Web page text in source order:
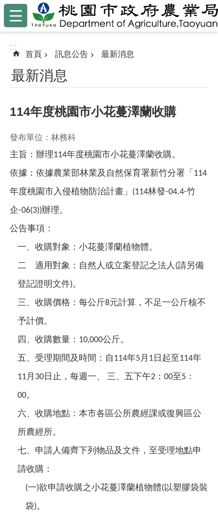
跳到主要內容區塊
:::
:::
首頁 訊息公告 最新消息
最新消息
114年度桃園市小花蔓澤蘭收購
發布單位：林務科
主旨：辦理114年度桃園市小花蔓澤蘭收購。
依據：依據農業部林業及自然保育署新竹分署「 114
年度桃園市入侵植物防治計畫」 (114林發-04.4-竹
企-06(3))辦理。
公告事項：
一、收購對象：小花蔓澤蘭植物體。
二 適用對象：自然人或立案登記之法人 (請另備
登記證明文件)。
三、收購價格：每公斤8元計算，不足一公斤核不
予計價。
四、收購數量： 10,000公斤。
五、受理期間及時間：自 114年5 月 1 日起至114年
11月 30 日止，每週一、 三、五下午2 ： 00至5 ：
00。
六、收購地點：本市各區公所農經課或復興區公
所農經所。
七、申請人備齊下列物品及文件，至受理地點申
請收購：
(一)欲申請收購之小花蔓澤蘭植物體( 以塑膠袋裝
袋)。